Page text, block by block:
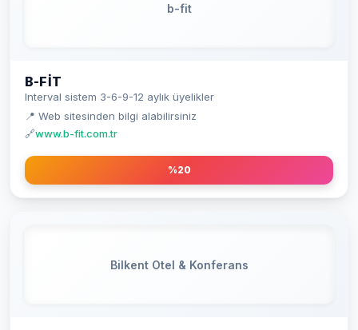
b-fit
B-FIT
Interval sistem 3-6-9-12 aylık üyelikler
📍 Web sitesinden bilgi alabilirsiniz
🔗www.b-fit.com.tr
%20
Bilkent Otel & Konferans